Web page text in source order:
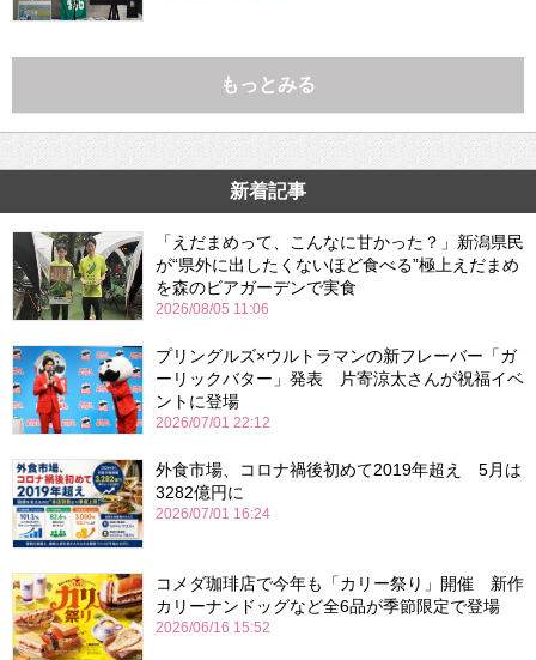
もっとみる
新着記事
「えだまめって、こんなに甘かった？」新潟県民
が“県外に出したくないほど食べる”極上えだまめ
を森のビアガーデンで実食
2026/08/05 11:06
プリングルズ×ウルトラマンの新フレーバー「ガ
ーリックバター」発表 片寄涼太さんが祝福イベ
ントに登場
2026/07/01 22:12
外食市場、コロナ禍後初めて2019年超え 5月は
3282億円に
2026/07/01 16:24
コメダ珈琲店で今年も「カリー祭り」開催 新作
カリーナンドッグなど全6品が季節限定で登場
2026/06/16 15:52